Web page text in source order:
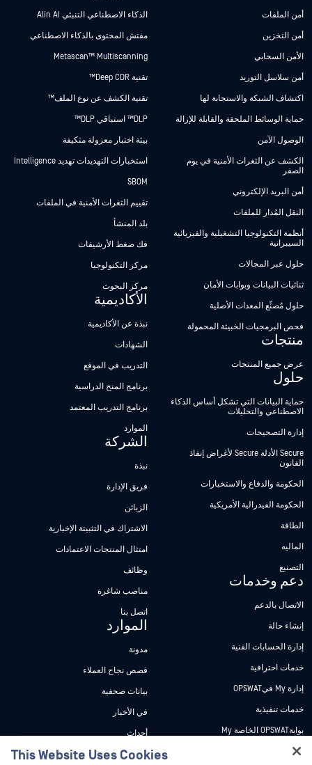
أمن الملفات
أمن التخزين
الأمن السحابي
أمن سلاسل التوريد
اكتشاف الشبكة والاستجابة لها
حماية الوسائط الملحقة والقابلة للإزالة
الوصول الآمن
الكشف عن الثغرات الأمنية في يوم
الصفر
أمن البريد الإلكتروني
النقل المُدار للملفات
أنظمة التكنولوجيا التشغيلية والفيزيائية
السيبرانية
حلول عبر المجالات
ثنائيات البيانات وبوابات الأمان
حلول مُصنِّع المعدات الأصلية
فحص البرمجيات الخبيثة المحمولة
منتجات
عرض جميع المنتجات
حلول
حماية البيانات التي تشكل أساس الذكاء
الاصطناعي والتحليلات
إدارة التصحيحات
Secure الأدلة Secure لأغراض إنفاذ
القانون
الحكومة والدفاع والاستخبارات
الحكومة الفيدرالية الأمريكية
الطاقة
الماليه
التصنيع
دعم وخدمات
الاتصال بالدعم
إنشاء حالة
إدارة الحسابات الفنية
خدمات احترافية
إدارة My فيOPSWAT
خدمات تنفيذية
بوابةOPSWAT الخاصة My
وثائق تقنية
الذكاء الاصطناعي التنبئي Alin AI
مفتش المحتوى بالذكاء الاصطناعي
Metascan™ Multiscanning
تقنية Deep CDR™
تقنية الكشف عن نوع الملف™
DLP™ استباقي DLP™
بيئة اختبار معزولة متكيفة
استخبارات التهديدات تهديد Intelligence
SBOM
تقييم الثغرات الأمنية في الملفات
بلد المنشأ
فك ضغط الأرشيفات
مركز التكنولوجيا
مركز البحوث
الأكاديمية
نبذة عن الأكاديمية
الشهادات
التدريب في الموقع
برنامج المنح الدراسية
برنامج التدريب المعتمد
الموارد
الشركة
نبذة
فريق الإدارة
الزبائن
الاشتراك في التثبيتة الإخبارية
امتثال المنتجات الاعتمادات
وظائف
مناصب شاغرة
اتصل بنا
الموارد
مدونة
قصص نجاح العملاء
بيانات صحفية
في الأخبار
أحداث
ندوات عبر الإنترنت
This Website Uses Cookies